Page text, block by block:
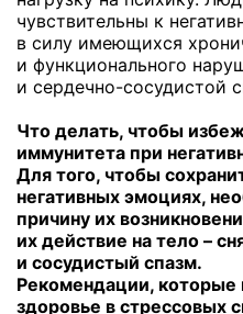
чувствительны к
в силу имеющихся
и функционального
и сердечно-сосудистой
Что делать, чтобы
иммунитета при
Для того, чтобы
негативных эмоциях,
причину их
их действие на тело –
и сосудистый спазм.
Рекомендации, которые
здоровье в стрессовых